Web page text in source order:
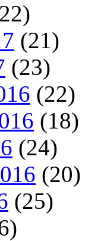
(21)
(23)
(22)
(18)
(24)
(20)
(25)